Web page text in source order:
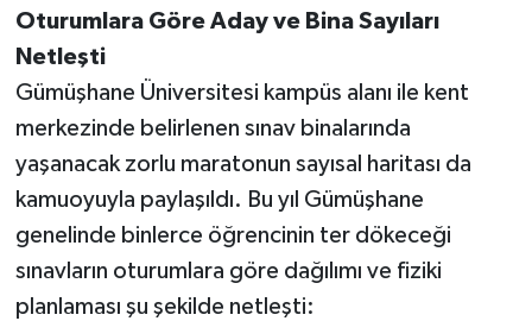
Oturumlara Göre Aday ve Bina Sayıları
Netleşti
Gümüşhane Üniversitesi kampüs alanı ile kent
merkezinde belirlenen sınav binalarında
yaşanacak zorlu maratonun sayısal haritası da
kamuoyuyla paylaşıldı. Bu yıl Gümüşhane
genelinde binlerce öğrencinin ter dökeceği
sınavların oturumlara göre dağılımı ve fiziki
planlaması şu şekilde netleşti: